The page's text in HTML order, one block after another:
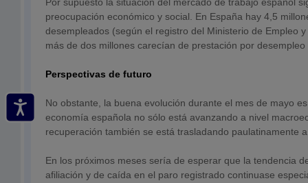
preocupación económico y social. En España hay 4,5
desempleados (según el registro del Ministerio de Empleo
más de dos millones carecían de prestación por
Perspectivas de futuro
No obstante, la buena evolución durante el mes de mayo
economía española no sólo está avanzando a nivel
recuperación también se está trasladando paulatinamente
En los próximos meses sería de esperar que la tendencia
afiliación y de caída en el paro registrado continuase